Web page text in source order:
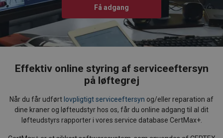
Få adgang
Effektiv online styring af serviceeftersyn
på løftegrej
Når du får udført lovpligtigt serviceeftersyn og/eller reparation af
dine kraner og løfteudstyr hos os, får du online adgang til al dit
løfteudstyrs rapporter i vores service database CertMax+.